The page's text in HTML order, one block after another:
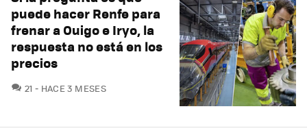
puede hacer Renfe para
frenar a Ouigo e Iryo, la
respuesta no está en los
precios
21 COMENTARIOS
HACE 3 MESES